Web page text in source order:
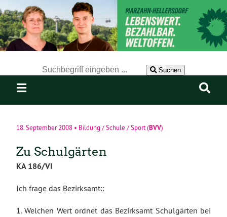
Suchen
18. September 2008 • Bildung / Schule / Sport(BVV)
Zu Schulgärten
KA 186/VI
Ich frage das Bezirksamt::
1. Welchen Wert ordnet das Bezirksamt Schulgärten bei